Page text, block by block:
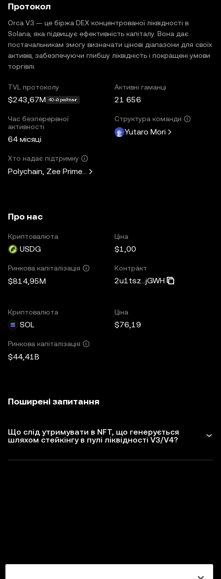
Протокол
Orca V3 — це біржа DEX концентрованої ліквідності в
Solana, яка підвищує ефективність капіталу. Вона дає
постачальникам змогу визначати цінові діапазони для своїх
активів, забезпечуючи глибшу ліквідність і покращені умови
торгівлі.
TVL протоколу
$243,67M 40-й рейтинг
Активні гаманці
21 656
Час безперервної
активності
64 місяці
Структура команди
Yutaro Mori
Хто надає підтримку
Polychain, Zee Prime Capital, Solana Ventures,
Про нас
Криптовалюта
USDG
Ціна
$1,00
Ринкова капіталізація
$814,95M
Контракт
2u1tsz...jGWH
Криптовалюта
SOL
Ціна
$76,19
Ринкова капіталізація
$44,41B
Поширені запитання
Що слід утримувати в NFT, що генерується
шляхом стейкінгу в пулі ліквідності V3/V4?